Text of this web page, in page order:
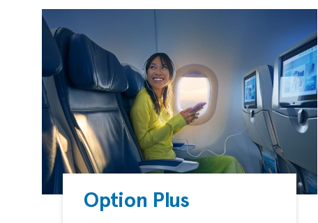
Option Plus